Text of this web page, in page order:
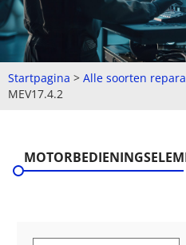
Startpagina > Alle soorten
MEV17.4.2